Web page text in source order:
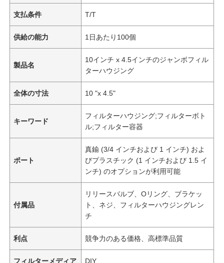
支払条件 T/T
供給の能力 1日あたり100個
製品名
10インチ x 4.5インチのジャンボフィル
ターハウジング
全体の寸法 10 "x 4.5"
キーワード
フィルターハウジング;フィルターボト
ル;フィルター容器
ポート
真鍮 (3/4 インチおよび 1 インチ) およ
びプラスチック (1 インチおよび 1.5 イ
ンチ) のオプションが利用可能
付属品
リリースバルブ、Oリング、ブラケッ
ト、ネジ、フィルターハウジングレン
チ
利点 競争力のある価格、高標準品質
フィルターメディア DIY